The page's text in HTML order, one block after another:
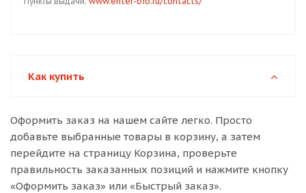
Как купить
Оформить заказ на нашем сайте легко. Просто
добавьте выбранные товары в корзину, а затем
перейдите на страницу Корзина, проверьте
правильность заказанных позиций и нажмите кнопку
«Оформить заказ» или «Быстрый заказ».